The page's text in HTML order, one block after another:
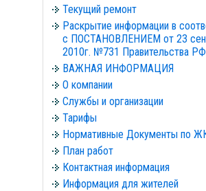
Текущий ремонт
Раскрытие информации в
с ПОСТАНОВЛЕНИЕМ от 23
2010г. №731 Правительства РФ
ВАЖНАЯ ИНФОРМАЦИЯ
О компании
Службы и организации
Тарифы
Нормативные Документы по
План работ
Контактная информация
Информация для жителей